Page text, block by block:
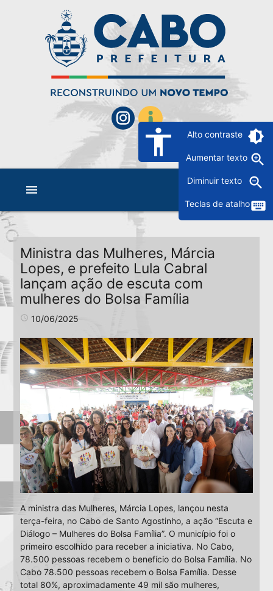
accessibility Alto contraste brightness_6
Aumentar texto zoom_in
Diminuir texto zoom_out
Teclas de atalhokeyboard
menu
Ministra das Mulheres, Márcia
Lopes, e prefeito Lula Cabral
lançam ação de escuta com
mulheres do Bolsa Família
access_time 10/06/2025
A ministra das Mulheres, Márcia Lopes, lançou nesta
terça-feira, no Cabo de Santo Agostinho, a ação “Escuta e
Diálogo – Mulheres do Bolsa Família”. O município foi o
primeiro escolhido para receber a iniciativa. No Cabo,
78.500 pessoas recebem o benefício do Bolsa Família. No
Cabo 78.500 pessoas recebem o Bolsa Família. Desse
total 80%, aproximadamente 49 mil são mulheres,